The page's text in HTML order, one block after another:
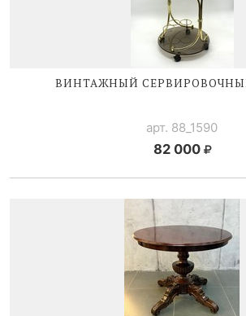
ВИНТАЖНЫЙ
арт. 88_1590
82 000